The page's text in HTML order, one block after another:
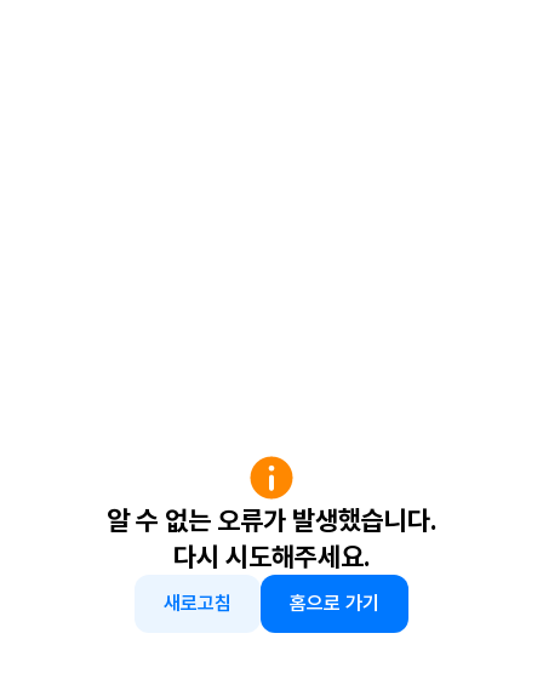
알 수 없는 오류가 발생했습니다.
다시 시도해주세요.
새로고침 홈으로 가기